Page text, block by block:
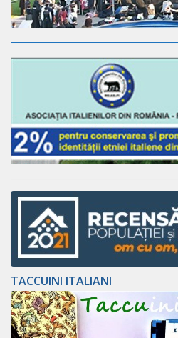
TACCUINI ITALIANI